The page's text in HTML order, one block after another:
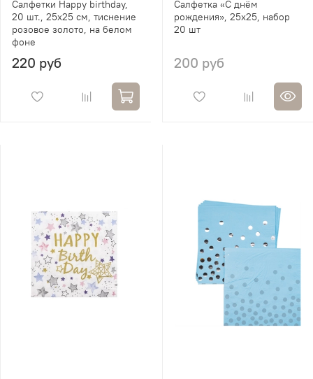
Салфетки Happy birthday,
20 шт., 25х25 см, тиснение
розовое золото, на белом
фоне
220 руб
Cалфетка «С днём
рождения», 25х25, набор
20 шт
200 руб